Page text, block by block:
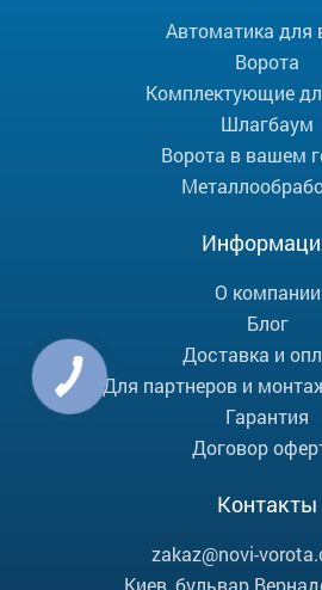
Автоматика для
Ворота
Комплектующие
Шлагбаум
Ворота в вашем
О компании
Блог
Доставка и
Для партнеров и
Гарантия
Договор
Контакты
zakaz@novi-
Киев, бульвар